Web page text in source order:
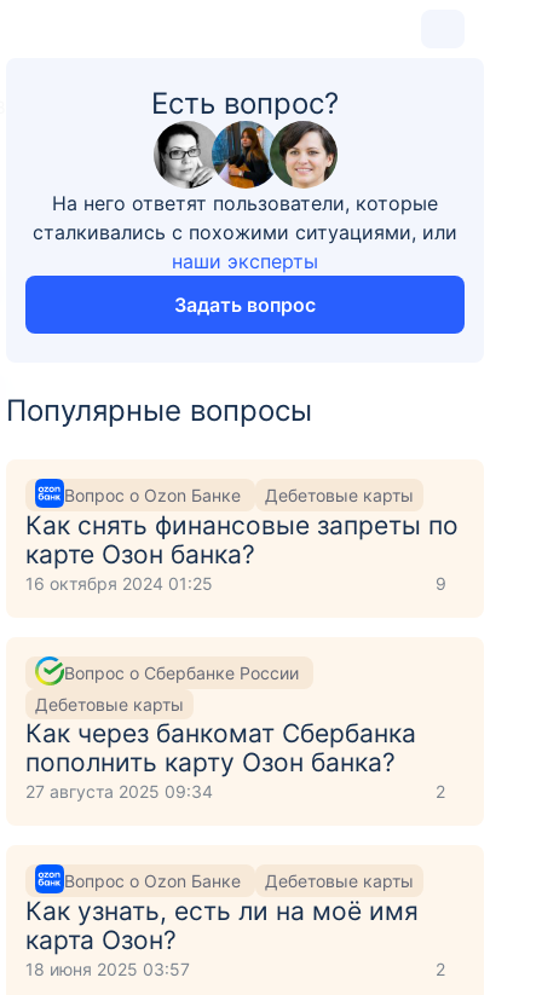
Есть вопрос?
На него ответят пользователи, которые
сталкивались с похожими ситуациями, или
наши эксперты
Задать вопрос
Популярные вопросы
Вопрос о Ozon Банке Дебетовые карты
Как снять финансовые запреты по
карте Озон банка?
16 октября 2024 01:25 9
Вопрос о Сбербанке России
Дебетовые карты
Как через банкомат Сбербанка
пополнить карту Озон банка?
27 августа 2025 09:34 2
Вопрос о Ozon Банке Дебетовые карты
Как узнать, есть ли на моё имя
карта Озон?
18 июня 2025 03:57 2